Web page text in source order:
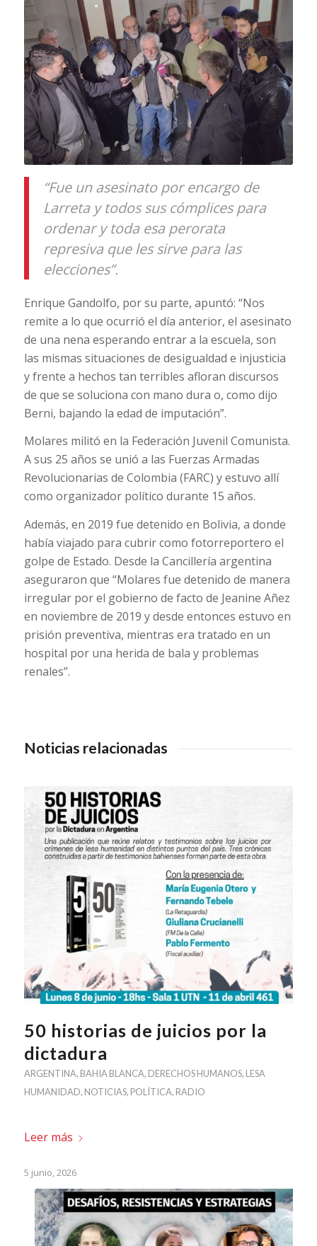
“Fue un asesinato por encargo de
Larreta y todos sus cómplices para
ordenar y toda esa perorata
represiva que les sirve para las
elecciones”.
Enrique Gandolfo, por su parte, apuntó: “Nos
remite a lo que ocurrió el día anterior, el asesinato
de una nena esperando entrar a la escuela, son
las mismas situaciones de desigualdad e injusticia
y frente a hechos tan terribles afloran discursos
de que se soluciona con mano dura o, como dijo
Berni, bajando la edad de imputación”.
Molares militó en la Federación Juvenil Comunista.
A sus 25 años se unió a las Fuerzas Armadas
Revolucionarias de Colombia (FARC) y estuvo allí
como organizador político durante 15 años.
Además, en 2019 fue detenido en Bolivia, a donde
había viajado para cubrir como fotorreportero el
golpe de Estado. Desde la Cancillería argentina
aseguraron que “Molares fue detenido de manera
irregular por el gobierno de facto de Jeanine Añez
en noviembre de 2019 y desde entonces estuvo en
prisión preventiva, mientras era tratado en un
hospital por una herida de bala y problemas
renales”.
Noticias relacionadas
50 historias de juicios por la
dictadura
ARGENTINA, BAHIA BLANCA, DERECHOS HUMANOS, LESA
HUMANIDAD, NOTICIAS, POLÍTICA, RADIO
Leer más
5 junio, 2026